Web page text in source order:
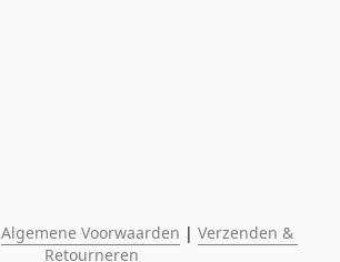
Algemene Voorwaarden | Verzenden &
Retourneren